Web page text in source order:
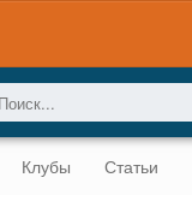
Клубы Статьи